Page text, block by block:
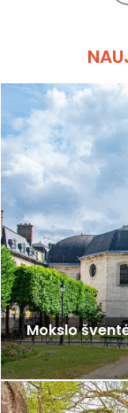
Mokslo